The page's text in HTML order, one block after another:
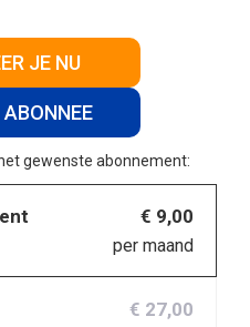
JE NU
gewenste abonnement:
€ 9,00
per maand
€ 27,00